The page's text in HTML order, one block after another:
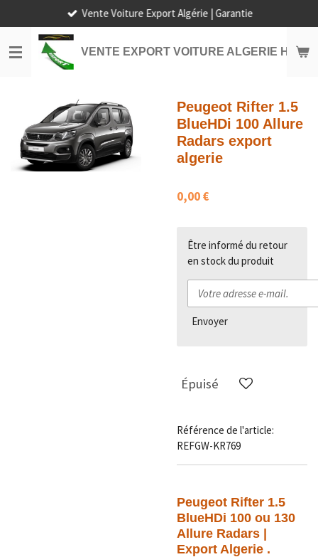
au
contenu
principal
VENTE EXPORT VOITURE ALGERIE HORS
Vente Voiture Export Algérie | Garantie
Peugeot Rifter 1.5
BlueHDi 100 Allure
Radars export
algerie
0,00 €
Être informé du retour
en stock du produit
Envoyer
Épuisé
Référence de l'article:
REFGW-KR769
Peugeot Rifter 1.5
BlueHDi 100 ou 130
Allure Radars |
Export Algerie .